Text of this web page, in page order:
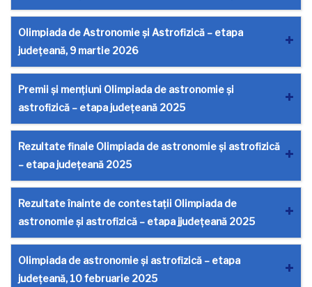
Olimpiada de Astronomie și Astrofizică – etapa
județeană, 9 martie 2026
Premii și mențiuni Olimpiada de astronomie și
astrofizică – etapa județeană 2025
Rezultate finale Olimpiada de astronomie și astrofizică
– etapa județeană 2025
Rezultate înainte de contestații Olimpiada de
astronomie și astrofizică – etapa jjudețeană 2025
Olimpiada de astronomie și astrofizică – etapa
județeană, 10 februarie 2025